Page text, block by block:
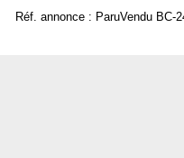
Réf. annonce : ParuVendu BC-